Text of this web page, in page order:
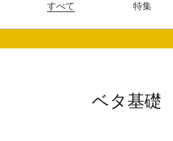
すべて 特集
ベタ基礎